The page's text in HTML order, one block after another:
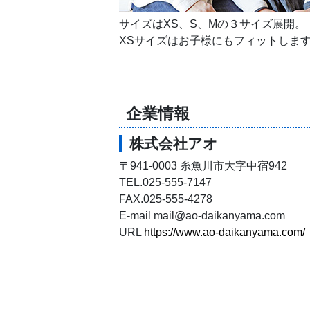
サイズはXS、S、Mの３サイズ展開。
XSサイズはお子様にもフィットしま
企業情報
株式会社アオ
〒941-0003 糸魚川市大字中宿942
TEL.025-555-7147
FAX.025-555-4278
E-mail mail@ao-daikanyama.com
URL https://www.ao-daikanyama.com/